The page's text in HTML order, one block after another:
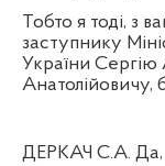
Тобто я тоді, з
заступнику
України Сергію
Анатолійовичу,
ДЕРКАЧ С.А. Да,